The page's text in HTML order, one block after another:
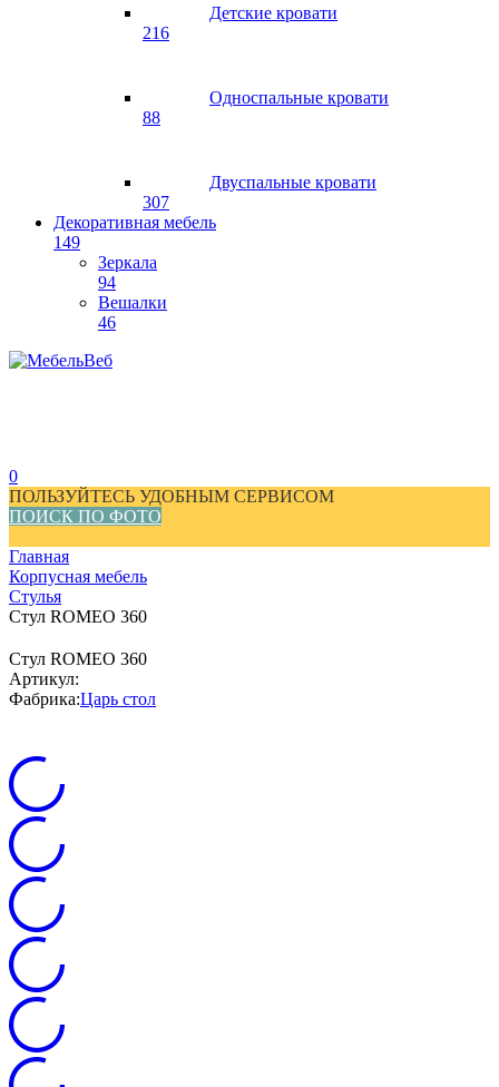
Детские кровати
216
Односпальные кровати
88
Двуспальные кровати
307
Декоративная мебель
149
Зеркала
94
Вешалки
46
0
ПОЛЬЗУЙТЕСЬ УДОБНЫМ СЕРВИСОМ
ПОИСК ПО ФОТО
Главная
Корпусная мебель
Стулья
Стул ROMEO 360
Стул ROMEO 360
Артикул:
Фабрика:Царь стол